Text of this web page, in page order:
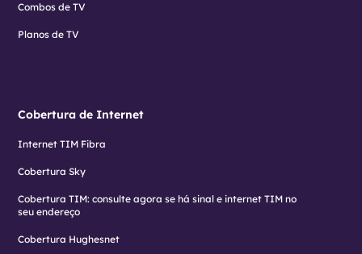
Combos de TV
Planos de TV
Cobertura de Internet
Internet TIM Fibra
Cobertura Sky
Cobertura TIM: consulte agora se há sinal e internet TIM no
seu endereço
Cobertura Hughesnet